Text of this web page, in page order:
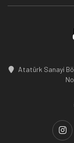
Atatürk Sanayi